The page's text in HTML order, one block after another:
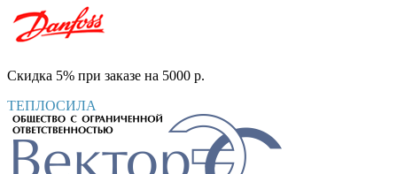
Скидка 5% при заказе на 5000 р.
ТЕПЛОСИЛА